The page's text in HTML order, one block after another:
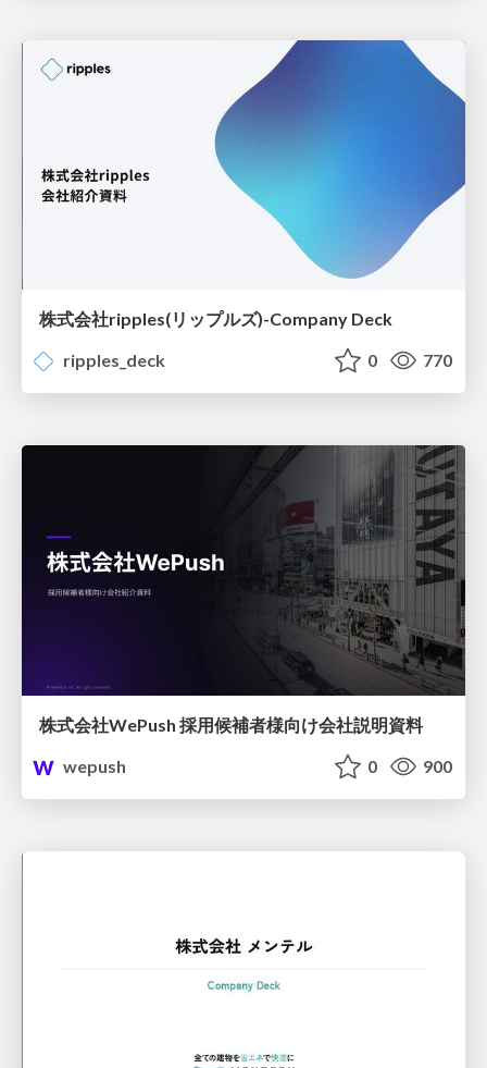
株式会社ripples(リップルズ)-Company Deck
ripples_deck
0 770
株式会社WePush 採用候補者様向け会社説明資料
wepush
0 900